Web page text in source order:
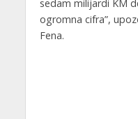
sedam milijardi KM
ogromna cifra”,
Fena.